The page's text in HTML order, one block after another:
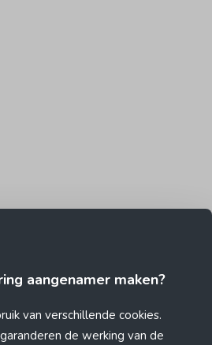
aangenamer maken?
van verschillende cookies.
de werking van de